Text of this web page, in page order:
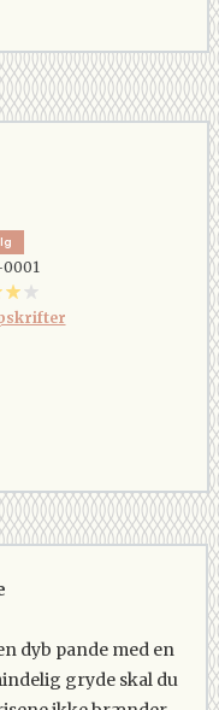
dyb pande med en
gryde skal du